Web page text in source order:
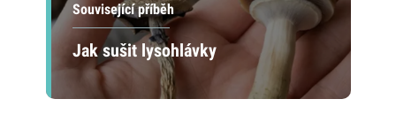
Související příběh
Jak sušit lysohlávky